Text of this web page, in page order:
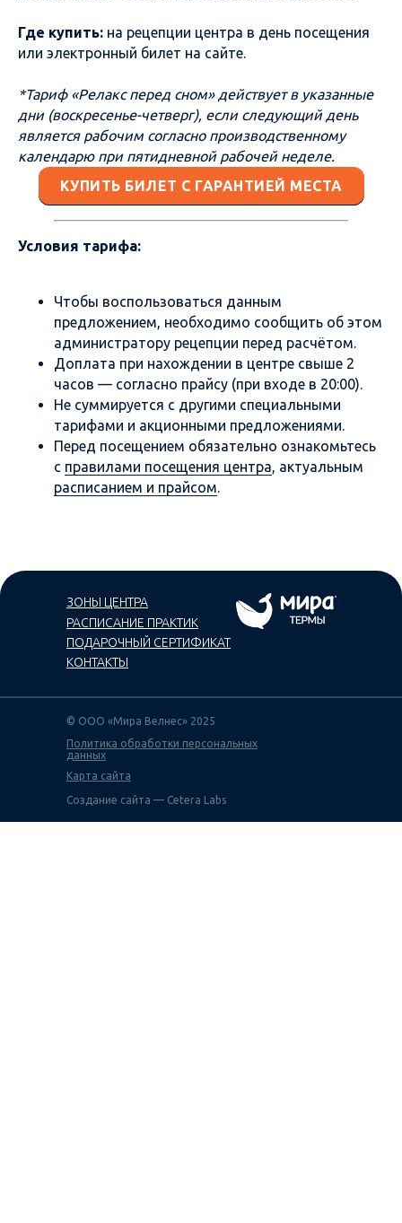
Где купить: на рецепции центра в день посещения
или электронный билет на сайте.
*Тариф «Релакс перед сном» действует в указанные
дни (воскресенье-четверг), если следующий день
является рабочим согласно производственному
календарю при пятидневной рабочей неделе.
КУПИТЬ БИЛЕТ С ГАРАНТИЕЙ МЕСТА
Условия тарифа:
Чтобы воспользоваться данным
предложением, необходимо сообщить об этом
администратору рецепции перед расчётом.
Доплата при нахождении в центре свыше 2
часов — согласно прайсу (при входе в 20:00).
Не суммируется с другими специальными
тарифами и акционными предложениями.
Перед посещением обязательно ознакомьтесь
с правилами посещения центра, актуальным
расписанием и прайсом.
ЗОНЫ ЦЕНТРА
ПОДАРОЧНЫЙ СЕРТИФИКАТ
РАСПИСАНИЕ ПРАКТИК
КОНТАКТЫ
© ООО «Мира Велнес» 2025
Политика обработки персональных
данных
Карта сайта
Создание сайта — Cetera Labs